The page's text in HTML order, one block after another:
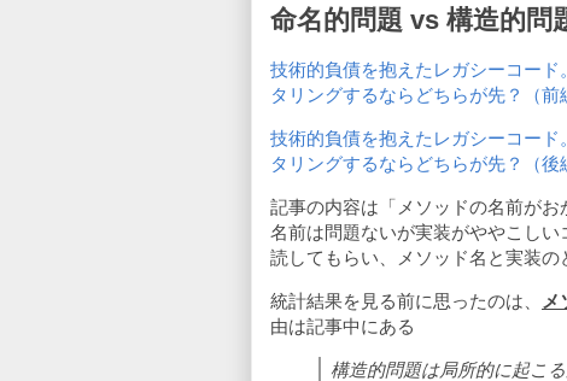
命名的問題 vs 構造的問
技術的負債を抱えたレガシーコー
タリングするならどちらが先？（前
技術的負債を抱えたレガシーコー
タリングするならどちらが先？（後
記事の内容は「メソッドの名前が
名前は問題ないが実装がややこし
読してもらい、メソッド名と実装の
統計結果を見る前に思ったのは、 メ
由は記事中にある
構造的問題は局所的に起こ